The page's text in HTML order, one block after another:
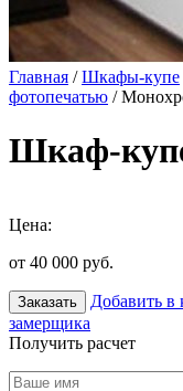
Главная /Шкафы-купе
фотопечатью /
Шкаф-
Цена:
от 40 000 руб.
Заказать Добавить в
замерщика
Получить расчет